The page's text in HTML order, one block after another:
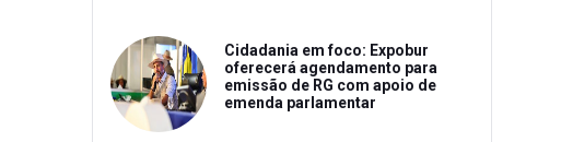
Cidadania em foco: Expobur
oferecerá agendamento para
emissão de RG com apoio de
emenda parlamentar